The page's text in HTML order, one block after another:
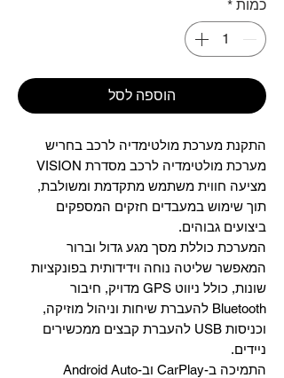
כמות *
הוספה לסל
התקנת מערכת מולטימדיה לרכב בחריש
מערכת מולטימדיה לרכב מסדרת VISION
מציעה חווית משתמש מתקדמת ומשולבת,
תוך שימוש במעבדים חזקים המספקים
ביצועים גבוהים.
המערכת כוללת מסך מגע גדול וברור
המאפשר שליטה נוחה וידידותית בפונקציות
שונות, כולל ניווט GPS מדויק, חיבור
Bluetooth להעברת שיחות וניהול מוזיקה,
וכניסות USB להעברת קבצים ממכשירים
ניידים.
התמיכה ב-CarPlay וב-Android Auto